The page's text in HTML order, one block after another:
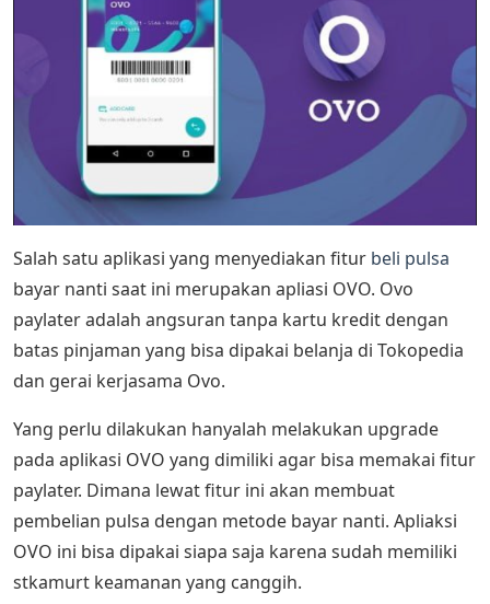
Salah satu aplikasi yang menyediakan fitur beli pulsa
bayar nanti saat ini merupakan apliasi OVO. Ovo
paylater adalah angsuran tanpa kartu kredit dengan
batas pinjaman yang bisa dipakai belanja di Tokopedia
dan gerai kerjasama Ovo.
Yang perlu dilakukan hanyalah melakukan upgrade
pada aplikasi OVO yang dimiliki agar bisa memakai fitur
paylater. Dimana lewat fitur ini akan membuat
pembelian pulsa dengan metode bayar nanti. Apliaksi
OVO ini bisa dipakai siapa saja karena sudah memiliki
stkamurt keamanan yang canggih.